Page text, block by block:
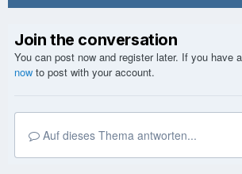
Join the conversation
You can post now and register later. If you have
now to post with your account.
Auf dieses Thema antworten...